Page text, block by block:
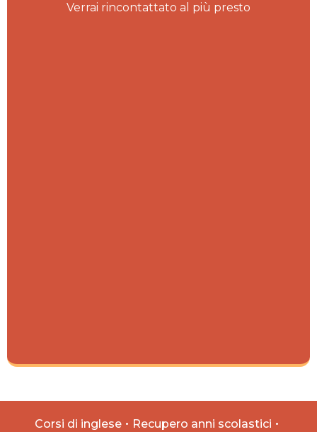
Verrai rincontattato al più presto
Corsi di inglese
Recupero anni scolastici